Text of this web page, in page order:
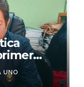
de Keiko
UNO